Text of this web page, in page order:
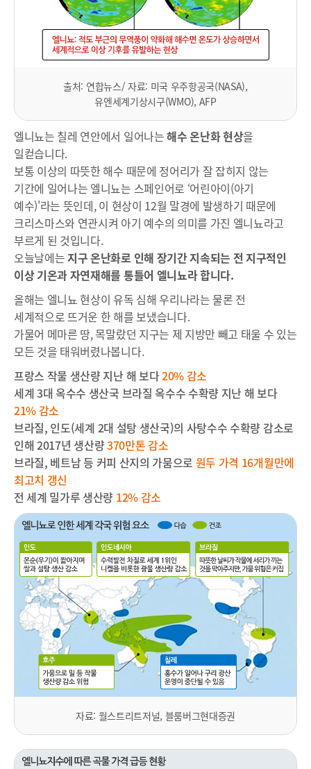
출처: 연합뉴스/ 자료: 미국 우주항공국(NASA),
유엔세계기상시구(WMO), AFP
엘니뇨는 칠레 연안에서 일어나는해수 온난화 현상을
일컫습니다.
보통 이상의 따뜻한 해수 때문에 정어리가 잘 잡히지 않는
기간에 일어나는 엘니뇨는 스페인어로 ‘어린아이(아기
예수)'라는 뜻인데, 이 현상이 12월 말경에 발생하기 때문에
크리스마스와 연관시켜 아기 예수의 의미를 가진 엘니뇨라고
부르게 된 것입니다.
오늘날에는지구 온난화로 인해 장기간 지속되는 전 지구적인
이상 기온과 자연재해를 통틀어 엘니뇨라 합니다.
올해는 엘니뇨 현상이 유독 심해 우리나라는 물론 전
세계적으로 뜨거운 한 해를 보냈습니다.
가물어 메마른 땅, 목말랐던 지구는 제 지방만 빼고 태울 수 있는
모든 것을 태워버렸나봅니다.
프랑스 작물 생산량 지난 해 보다20% 감소
세계3대 옥수수 생산국 브라질 옥수수 수확량 지난 해 보다
21% 감소
브라질, 인도(세계 2대 설탕 생산국)의 사탕수수 수확량 감소로
인해 2017년 생산량370만톤 감소
브라질, 베트남 등 커피 산지의 가뭄으로 원두 가격 16개월만에
최고치 갱신
전 세계 밀가루 생산량 12% 감소
자료: 월스트리트저널, 블룸버그현대증권